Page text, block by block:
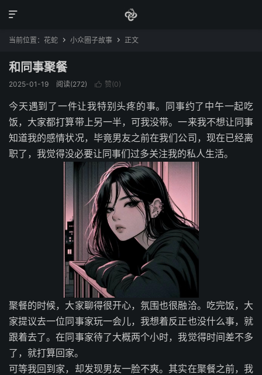

当前位置： 花蛇  小众圈子故事  正文
和同事聚餐
2025-01-19 阅读(272)  赞(0)
今天遇到了一件让我特别头疼的事。同事约了中午一起吃
饭，大家都打算带上另一半，可我没带。一来我不想让同事
知道我的感情状况，毕竟男友之前在我们公司，现在已经离
职了，我觉得没必要让同事们过多关注我的私人生活。
聚餐的时候，大家聊得很开心，氛围也很融洽。吃完饭，大
家提议去一位同事家玩一会儿，我想着反正也没什么事，就
跟着去了。在同事家待了大概两个小时，我觉得时间差不多
了，就打算回家。
可等我回到家，却发现男友一脸不爽。其实在聚餐之前，我